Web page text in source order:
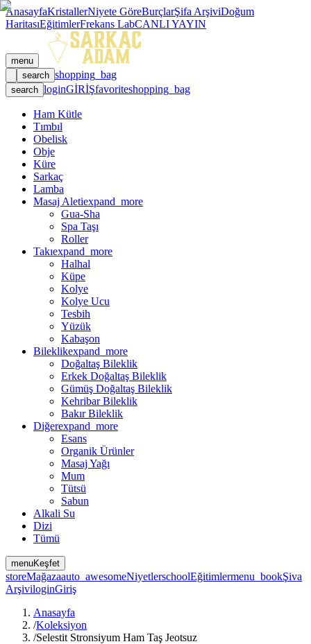
AnasayfaKristallerNiyete GöreBurçlarŞifa ArşiviDoğum
HaritasıEğitimlerFrekans LabCANLI YAYIN
menu
search shopping_bag
search loginGİRİŞfavoriteshopping_bag
Ham Kütle
Tımbıl
Obelisk
Obje
Küre
Sarkaç
Lamba
Masaj Aletiexpand_more
Gua-Sha
Spa Taşı
Roller
Takıexpand_more
Halhal
Küpe
Kolye
Kolye Ucu
Tesbih
Yüzük
Kabaşon
Bileklikexpand_more
Doğaltaş Bileklik
Erkek Doğaltaş Bileklik
Gümüş Doğaltaş Bileklik
Kehribar Bileklik
Bakır Bileklik
Diğerexpand_more
Esans
Organik Ürünler
Masaj Yağı
Mum
Tütsü
Sabun
Alkali Su
Dizi
Tümü
menuKeşfet
storeMağazaauto_awesomeNiyetlerschoolEğitimlermenu_bookŞiva
ArşiviloginGiriş
Anasayfa
/Koleksiyon
/Selestit Stronsiyum Ham Taş Jeotsuz